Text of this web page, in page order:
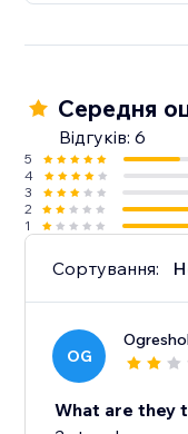
Середня
Відгуків: 6
5
4
3
2
1
Сортування:
OG
What are they